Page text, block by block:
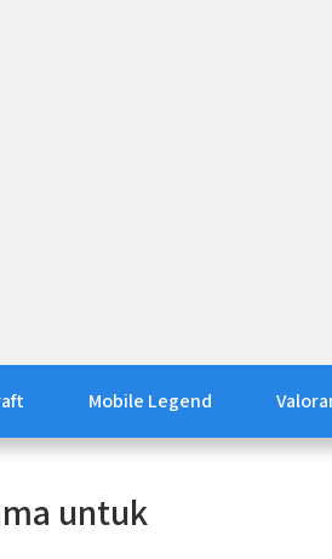
Mobile Legend
untuk